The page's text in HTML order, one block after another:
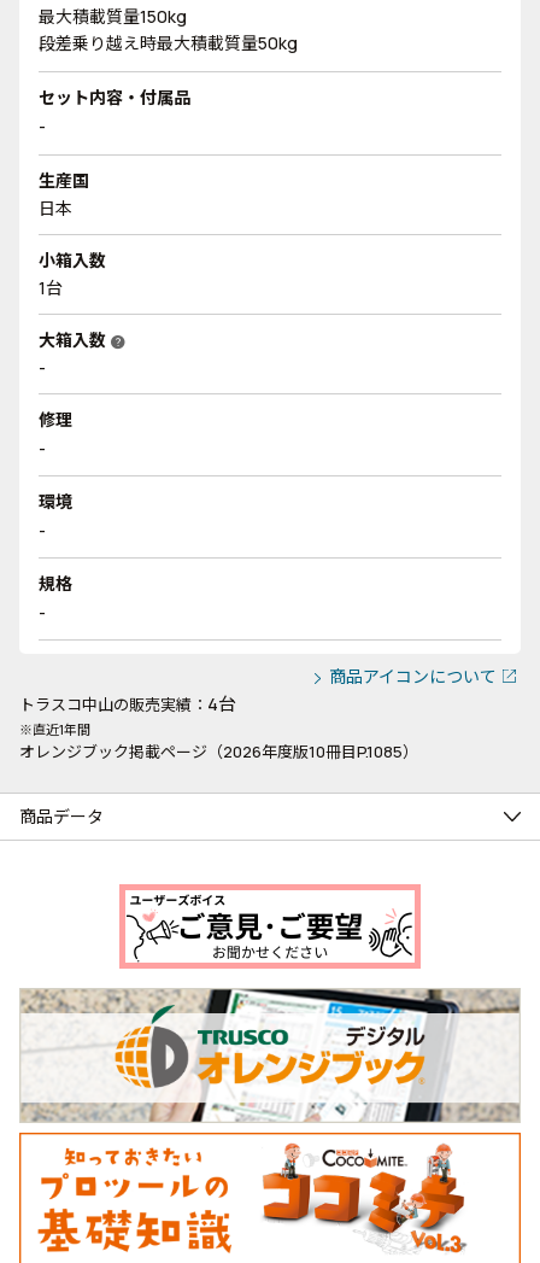
最大積載質量150kg
段差乗り越え時最大積載質量50kg
セット内容・付属品
-
生産国
日本
小箱入数
1台
大箱入数 help
-
修理
-
環境
-
規格
-
商品アイコンについて
トラスコ中山の販売実績： 4台
※直近1年間
オレンジブック掲載ページ（2026年度版10冊目P.1085）
商品データ